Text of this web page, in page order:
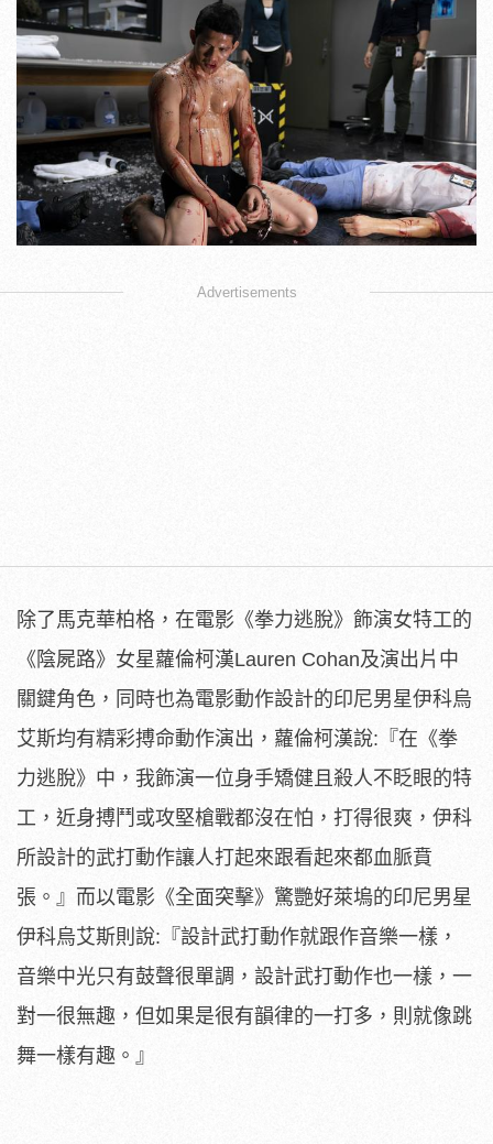
Advertisements
除了馬克華柏格，在電影《拳力逃脫》飾演女特工的
《陰屍路》 女星蘿倫柯漢Lauren Cohan及演出片中
關鍵角色， 同時也為電影動作設計的印尼男星伊科烏
艾斯均有精彩搏命動作演出 ，蘿倫柯漢說:『在《拳
力逃脫》中， 我飾演一位身手矯健且殺人不眨眼的特
工， 近身搏鬥或攻堅槍戰都沒在怕，打得很爽， 伊科
所設計的武打動作讓人打起來跟看起來都血脈賁
張。』 而以電影《全面突擊》驚艷好萊塢的印尼男星
伊科烏艾斯則說:『設計武打動作就跟作音樂一樣，
音樂中光只有鼓聲很單調， 設計武打動作也一樣，一
對一很無趣，但如果是很有韻律的一打多， 則就像跳
舞一樣有趣。』